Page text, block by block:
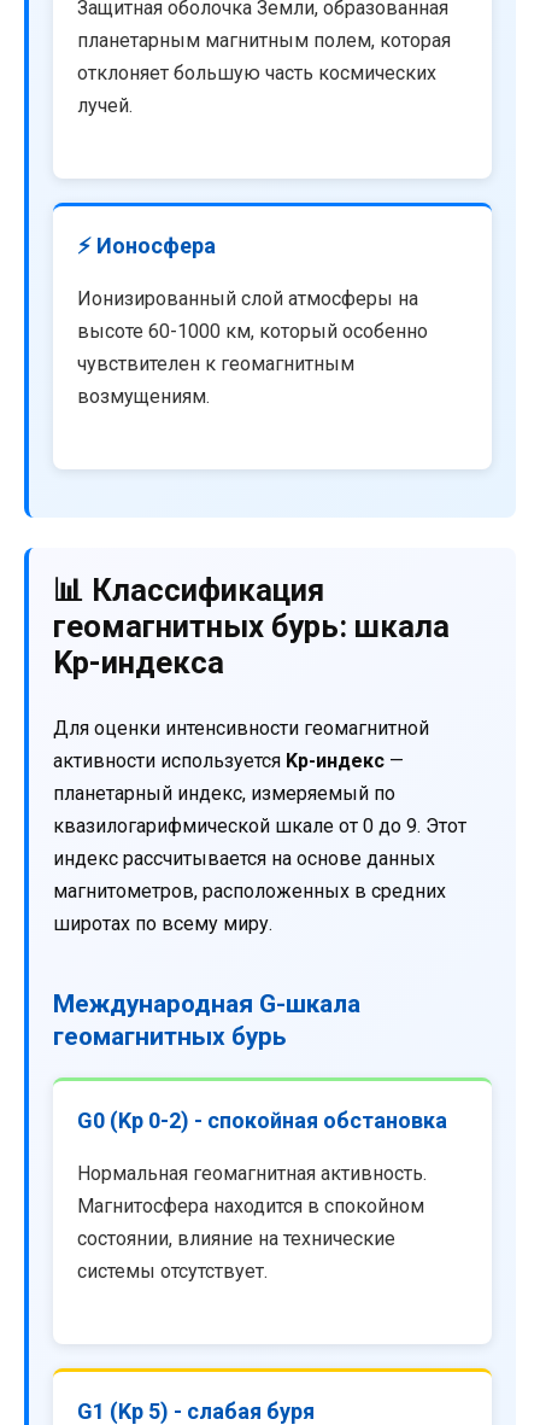
Защитная оболочка Земли, образованная
планетарным магнитным полем, которая
отклоняет большую часть космических
лучей.
⚡ Ионосфера
Ионизированный слой атмосферы на
высоте 60-1000 км, который особенно
чувствителен к геомагнитным
возмущениям.
📊 Классификация
геомагнитных бурь: шкала
Kp-индекса
Для оценки интенсивности геомагнитной
активности используется Kp-индекс —
планетарный индекс, измеряемый по
квазилогарифмической шкале от 0 до 9. Этот
индекс рассчитывается на основе данных
магнитометров, расположенных в средних
широтах по всему миру.
Международная G-шкала
геомагнитных бурь
G0 (Kp 0-2) - спокойная обстановка
Нормальная геомагнитная активность.
Магнитосфера находится в спокойном
состоянии, влияние на технические
системы отсутствует.
G1 (Kp 5) - слабая буря